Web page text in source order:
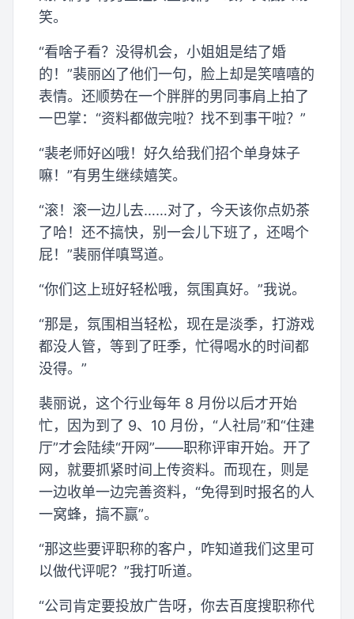
笑。
“看啥子看？没得机会，小姐姐是结了婚
的！”裴丽凶了他们一句，脸上却是笑嘻嘻的
表情。还顺势在一个胖胖的男同事肩上拍了
一巴掌：“资料都做完啦？找不到事干啦？”
“裴老师好凶哦！好久给我们招个单身妹子
嘛！”有男生继续嬉笑。
“滚！滚一边儿去……对了，今天该你点奶茶
了哈！还不搞快，别一会儿下班了，还喝个
屁！”裴丽佯嗔骂道。
“你们这上班好轻松哦，氛围真好。”我说。
“那是，氛围相当轻松，现在是淡季，打游戏
都没人管，等到了旺季，忙得喝水的时间都
没得。”
裴丽说，这个行业每年 8 月份以后才开始
忙，因为到了 9、10 月份，“人社局”和“住建
厅”才会陆续“开网”——职称评审开始。开了
网，就要抓紧时间上传资料。而现在，则是
一边收单一边完善资料，“免得到时报名的人
一窝蜂，搞不赢”。
“那这些要评职称的客户，咋知道我们这里可
以做代评呢？”我打听道。
“公司肯定要投放广告呀，你去百度搜职称代